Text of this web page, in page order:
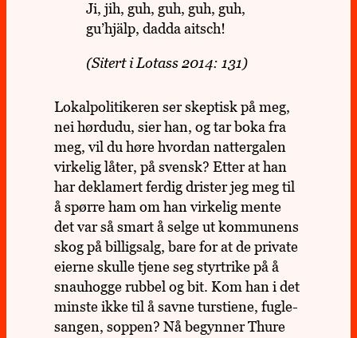
Ji, jih, guh, guh, guh, guh,
gu’hjälp, dadda aitsch!
(Sitert i Lotass 2014: 131)
Lokal­po­li­ti­ke­ren ser skep­tisk på meg,
nei hør­dudu, sier han, og tar boka fra
meg, vil du høre hvor­dan nat­ter­ga­len
vir­ke­lig låter, på svensk? Etter at han
har dekla­mert ferdig dris­ter jeg meg til
å spørre ham om han vir­ke­lig mente
det var så smart å selge ut kom­mu­nens
skog på bil­lig­salg, bare for at de pri­vate
eierne skulle tjene seg styrt­rike på å
snau­hogge rubbel og bit. Kom han i det
minste ikke til å savne tur­sti­ene, fugle­
san­gen, soppen? Nå begyn­ner Thure